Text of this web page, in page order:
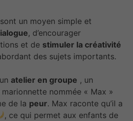
un moyen simple et
, d’encourager
et de stimuler la créativité
des sujets importants.
atelier en groupe , un
nommée « Max »
de la peur. Max raconte qu’il a
, ce qui permet aux enfants de